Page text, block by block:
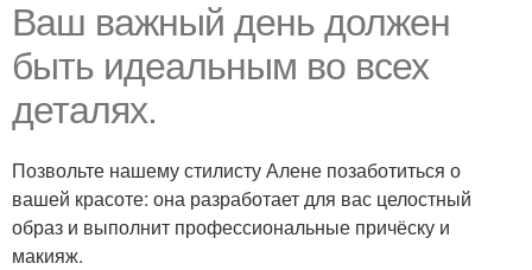
Ваш важный день должен
быть идеальным во всех
деталях.
Позвольте нашему стилисту Алене позаботиться о
вашей красоте: она разработает для вас целостный
образ и выполнит профессиональные причёску и
макияж.